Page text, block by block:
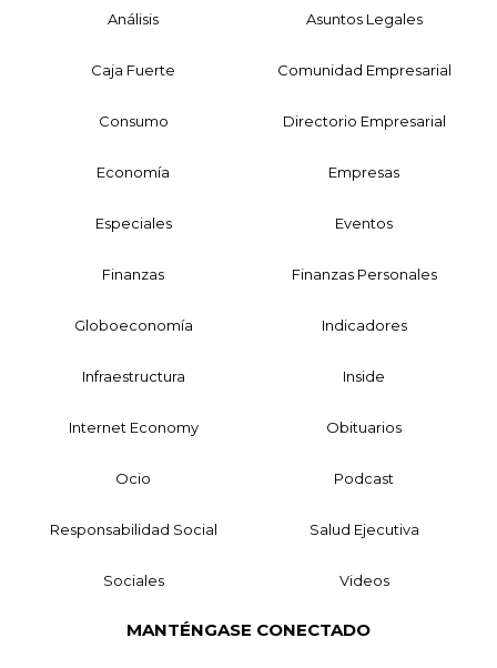
Análisis Asuntos Legales
Caja Fuerte Comunidad Empresarial
Consumo Directorio Empresarial
Economía Empresas
Especiales Eventos
Finanzas Finanzas Personales
Globoeconomía Indicadores
Infraestructura Inside
Internet Economy Obituarios
Ocio Podcast
Responsabilidad Social Salud Ejecutiva
Sociales Videos
MANTÉNGASE CONECTADO